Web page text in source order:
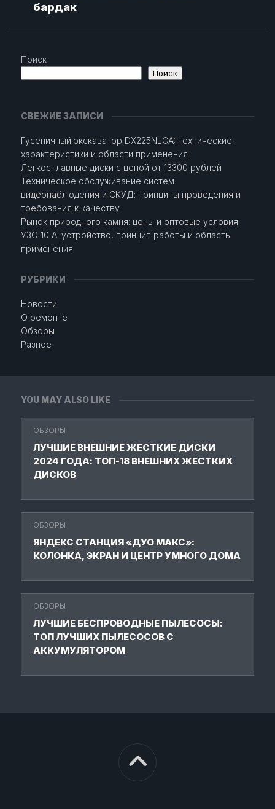
YOU MAY ALSO LIKE
ОБЗОРЫ
ЛУЧШИЕ ВНЕШНИЕ ЖЕСТКИЕ ДИСКИ
2024 ГОДА: ТОП-18 ВНЕШНИХ ЖЕСТКИХ
ДИСКОВ
ОБЗОРЫ
ЯНДЕКС СТАНЦИЯ «ДУО МАКС»:
КОЛОНКА, ЭКРАН И ЦЕНТР УМНОГО ДОМА
ОБЗОРЫ
ЛУЧШИЕ БЕСПРОВОДНЫЕ ПЫЛЕСОСЫ:
ТОП ЛУЧШИХ ПЫЛЕСОСОВ С
АККУМУЛЯТОРОМ
бардак
Поиск
Поиск
СВЕЖИЕ ЗАПИСИ
Гусеничный экскаватор DX225NLCA: технические
характеристики и области применения
Легкосплавные диски с ценой от 13300 рублей
Техническое обслуживание систем
видеонаблюдения и СКУД: принципы проведения и
требования к качеству
Рынок природного камня: цены и оптовые условия
УЗО 10 А: устройство, принцип работы и область
применения
РУБРИКИ
Новости
О ремонте
Обзоры
Разное